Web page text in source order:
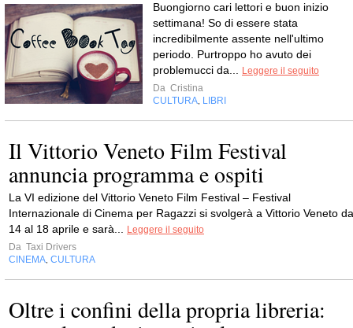
Buongiorno cari lettori e buon inizio
settimana! So di essere stata
incredibilmente assente nell'ultimo
periodo. Purtroppo ho avuto dei
problemucci da... Leggere il seguito
Da Cristina
CULTURA, LIBRI
Il Vittorio Veneto Film Festival
annuncia programma e ospiti
La VI edizione del Vittorio Veneto Film Festival – Festival
Internazionale di Cinema per Ragazzi si svolgerà a Vittorio Veneto
14 al 18 aprile e sarà... Leggere il seguito
Da Taxi Drivers
CINEMA, CULTURA
Oltre i confini della propria libreria: